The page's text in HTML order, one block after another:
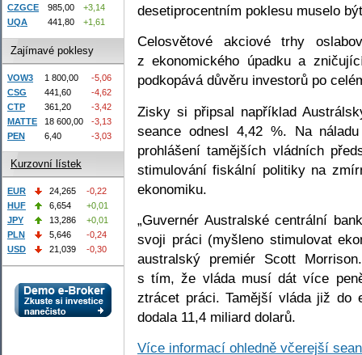
desetiprocentním poklesu muselo
Celosvětové akciové trhy
z ekonomického úpadku a
podkopává důvěru investorů po
Zisky si připsal například
seance odnesl 4,42 %. Na
prohlášení tamějších vládních
stimulování fiskální politiky na
ekonomiku.
„Guvernér Australské centrální
svoji práci (myšleno stimulovat
australský premiér Scott
s tím, že vláda musí dát více
ztrácet práci. Tamější vláda již do
dodala 11,4 miliard dolarů.
Více informací ohledně včerejší
CZGCE
985,00
+3,14
UQA
441,80 +1,61
Zajímavé poklesy
VOW3 1 800,00
-5,06
CSG
441,60
-4,62
CTP
361,20
-3,42
MATTE
18 600,00
-3,13
PEN
6,40 -3,03
Kurzovní lístek
EUR 24,265
-0,22
HUF
6,654
+0,01
JPY
13,286
+0,01
PLN
5,646
-0,24
USD
21,039 -0,30